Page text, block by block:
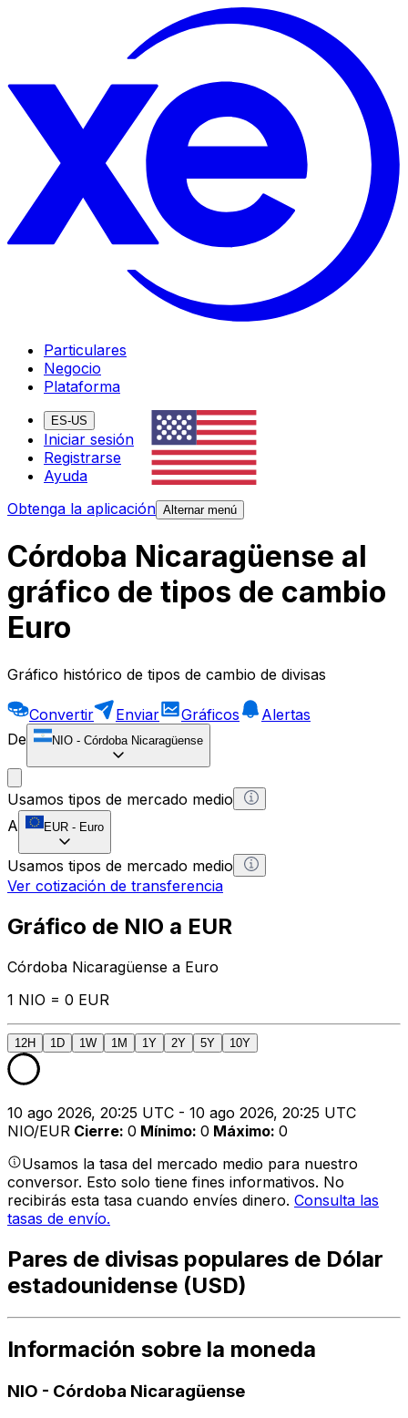
Particulares
Negocio
Plataforma
ES-US
Iniciar sesión
Registrarse
Ayuda
Obtenga la aplicación Alternar menú
Córdoba Nicaragüense al
gráfico de tipos de cambio
Euro
Gráfico histórico de tipos de cambio de divisas
Convertir Enviar Gráficos
Alertas
De
NIO - Córdoba Nicaragüense
Usamos tipos de mercado medio
A
EUR - Euro
Usamos tipos de mercado medio
Ver cotización de transferencia
Gráfico de NIO a EUR
Córdoba Nicaragüense a Euro
1 NIO = 0 EUR
12H 1D 1W 1M 1Y 2Y 5Y 10Y
10 ago 2026, 20:25 UTC - 10 ago 2026, 20:25 UTC
NIO/EUR Cierre: 0 Mínimo: 0 Máximo: 0
Usamos la tasa del mercado medio para nuestro
conversor. Esto solo tiene fines informativos. No
recibirás esta tasa cuando envíes dinero. Consulta las
tasas de envío.
Pares de divisas populares de Dólar
estadounidense (USD)
Información sobre la moneda
NIO - Córdoba Nicaragüense